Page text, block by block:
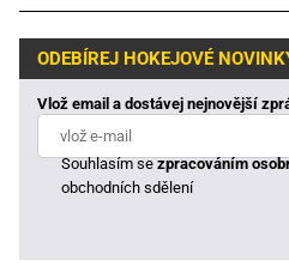
ODEBÍREJ HOKEJOVÉ
Vlož email a dostávej nejnovější
Souhlasím sezpracováním
obchodních sdělení